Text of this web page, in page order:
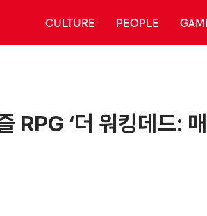
CULTURE PEOPLE
RPG ‘더 워킹데드: